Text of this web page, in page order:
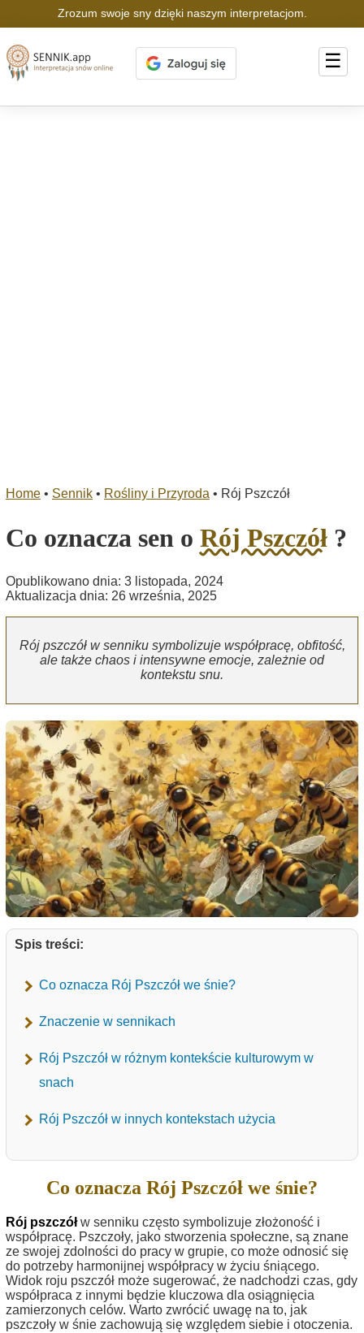
Zrozum swoje sny dzięki naszym interpretacjom.
☰
Home • Sennik • Rośliny i Przyroda • Rój Pszczół
Co oznacza sen o Rój Pszczół ?
Opublikowano dnia: 3 listopada, 2024
Aktualizacja dnia: 26 września, 2025
Rój pszczół w senniku symbolizuje współpracę, obfitość,
ale także chaos i intensywne emocje, zależnie od
kontekstu snu.
Spis treści:
Co oznacza Rój Pszczół we śnie?
Znaczenie w sennikach
Rój Pszczół w różnym kontekście kulturowym w
snach
Rój Pszczół w innych kontekstach użycia
Co oznacza Rój Pszczół we śnie?
Rój pszczółw senniku często symbolizuje złożoność i
współpracę. Pszczoły, jako stworzenia społeczne, są znane
ze swojej zdolności do pracy w grupie, co może odnosić się
do potrzeby harmonijnej współpracy w życiu śniącego.
Widok roju pszczół może sugerować, że nadchodzi czas, gdy
współpraca z innymi będzie kluczowa dla osiągnięcia
zamierzonych celów. Warto zwrócić uwagę na to, jak
pszczoły w śnie zachowują się względem siebie i otoczenia.